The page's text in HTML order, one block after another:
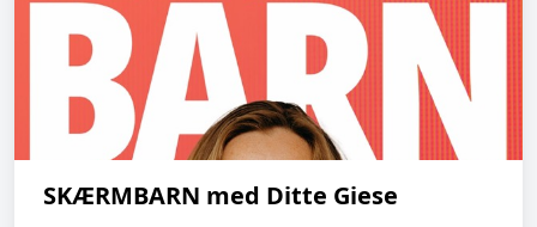
SKÆRMBARN med Ditte Giese